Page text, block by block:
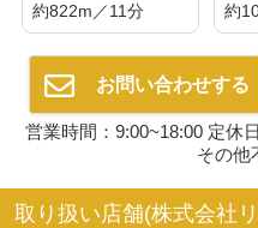
約822m／11分
約
お問い合わせする
営業時間：9:00~18:00 定休
その他
取り扱い店舗(株式会社